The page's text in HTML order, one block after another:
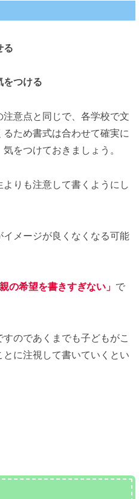
る
をつける
意点と同じで、各学校で文
ため書式は合わせて確実に
をつけておきましょう。
りも注意して書くようにし
メージが良くなくなる可能
親の希望を書きすぎない」 で
のであくまでも子どもがこ
に注視して書いていくとい